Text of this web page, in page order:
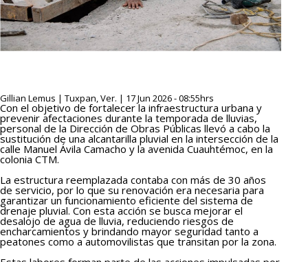
Gillian Lemus | Tuxpan, Ver. | 17 Jun 2026 - 08:55hrs
Con el objetivo de fortalecer la infraestructura urbana y
prevenir afectaciones durante la temporada de lluvias,
personal de la Dirección de Obras Públicas llevó a cabo la
sustitución de una alcantarilla pluvial en la intersección de la
calle Manuel Ávila Camacho y la avenida Cuauhtémoc, en la
colonia CTM.
La estructura reemplazada contaba con más de 30 años
de servicio, por lo que su renovación era necesaria para
garantizar un funcionamiento eficiente del sistema de
drenaje pluvial. Con esta acción se busca mejorar el
desalojo de agua de lluvia, reduciendo riesgos de
encharcamientos y brindando mayor seguridad tanto a
peatones como a automovilistas que transitan por la zona.